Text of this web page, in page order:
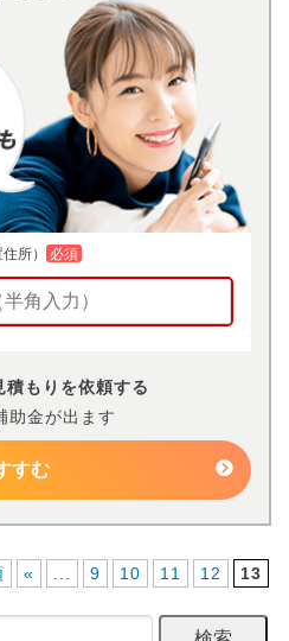
所） 必須
もりを依頼する
助金が出ます
すむ
« ... 9 10 11 12 13